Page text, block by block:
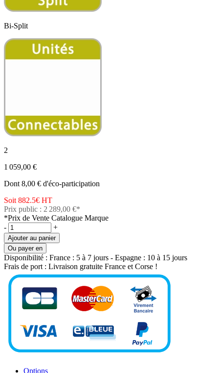
Bi-Split
2
1 059,00 €
Dont 8,00 € d'éco-participation
Soit 882.5€ HT
Prix public : 2 289,00 €*
*Prix de Vente Catalogue Marque
-
+
Ajouter au panier
Ou payer en
Disponibilité : France : 5 à 7 jours - Espagne : 10 à 15 jours
Frais de port : Livraison gratuite France et Corse !
Options